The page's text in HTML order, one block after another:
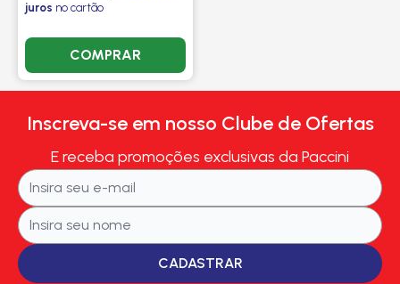
juros no cartão
COMPRAR
Inscreva-se em nosso Clube de Ofertas
E receba promoções exclusivas da Paccini
CADASTRAR